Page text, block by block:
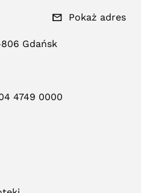
Pokaż adres
Gdańsk
4749 0000